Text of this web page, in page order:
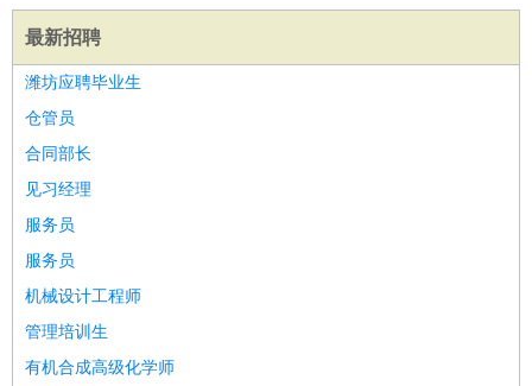
最新招聘
潍坊应聘毕业生
仓管员
合同部长
见习经理
服务员
服务员
机械设计工程师
管理培训生
有机合成高级化学师